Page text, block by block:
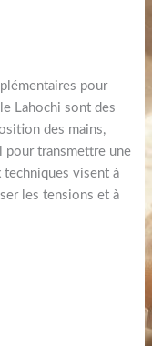
pour
Lahochi sont des
des mains,
pour transmettre une
techniques visent à
les tensions et à